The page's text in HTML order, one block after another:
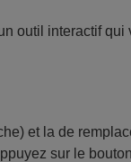
outil interactif qui
et la de
sur le